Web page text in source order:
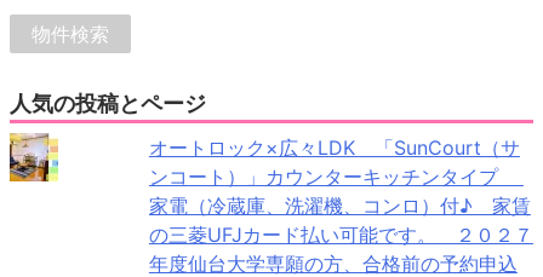
人気の投稿とページ
オートロック×広々LDK 「SunCourt（サ
ンコート）」カウンターキッチンタイプ
家電（冷蔵庫、洗濯機、コンロ）付♪ 家賃
の三菱UFJカード払い可能です。 ２０２７
年度仙台大学専願の方、合格前の予約申込